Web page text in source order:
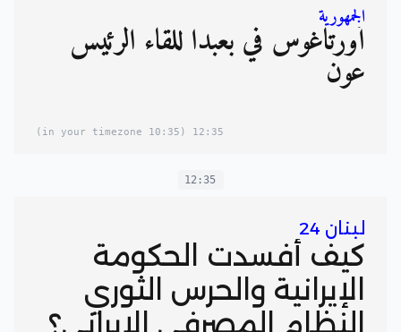
الجمهورية
أورتاغوس في بعبدا للقاء الرئيس
عون
12:35
(10:35 in your timezone)
12:35
لبنان 24
كيف أفسدت الحكومة
الإيرانية والحرس الثوري
النظام المصرفي الإيراني؟